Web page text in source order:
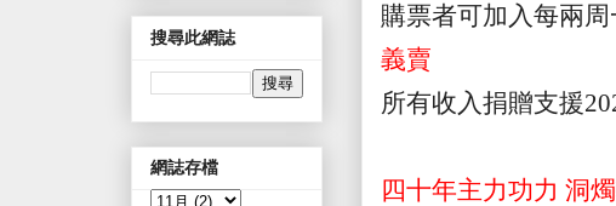
購票者可加入每兩
義賣
所有收入捐贈支援
四十年主力功力 洞
搜尋此網誌
網誌存檔